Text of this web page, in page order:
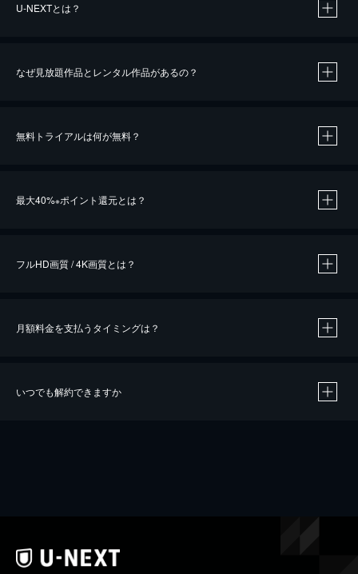
U-NEXTとは？
なぜ見放題作品とレンタル作品があるの？
無料トライアルは何が無料？
最大40%※ポイント還元とは？
※40％ポイント還元の対象は、クレジットカード決済による作品の購入 / レンタルです。
iOSアプリのUコイン決済による作品の購入 / レンタルは、20％のポイント還元です。
フルHD画質 / 4K画質とは？
月額料金を支払うタイミングは？
いつでも解約できますか